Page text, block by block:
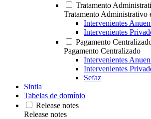
Tratamento
Tratamento Administrativo
Intervenientes
Intervenientes
Pagamento
Pagamento Centralizado
Intervenientes
Intervenientes
Sefaz
Sintia
Tabelas de domínio
Release notes
Release notes